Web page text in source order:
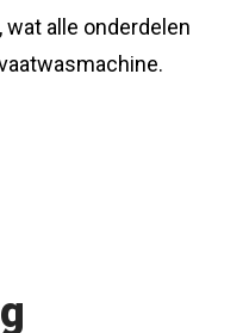
alle onderdelen